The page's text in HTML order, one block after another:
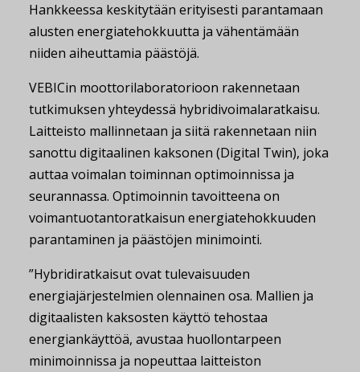
Hankkeessa keskitytään erityisesti parantamaan
alusten energiatehokkuutta ja vähentämään
niiden aiheuttamia päästöjä.
VEBICin moottorilaboratorioon rakennetaan
tutkimuksen yhteydessä hybridivoimalaratkaisu.
Laitteisto mallinnetaan ja siitä rakennetaan niin
sanottu digitaalinen kaksonen (Digital Twin), joka
auttaa voimalan toiminnan optimoinnissa ja
seurannassa. Optimoinnin tavoitteena on
voimantuotantoratkaisun energiatehokkuuden
parantaminen ja päästöjen minimointi.
”Hybridiratkaisut ovat tulevaisuuden
energiajärjestelmien olennainen osa. Mallien ja
digitaalisten kaksosten käyttö tehostaa
energiankäyttöä, avustaa huollontarpeen
minimoinnissa ja nopeuttaa laitteiston